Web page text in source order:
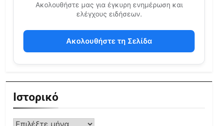
Ακολουθήστε μας για έγκυρη ενημέρωση και
ελέγχους ειδήσεων.
Ακολουθήστε τη Σελίδα
Ιστορικό